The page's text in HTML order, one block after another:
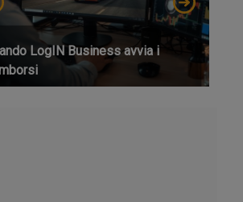
LogIN Business avvia i